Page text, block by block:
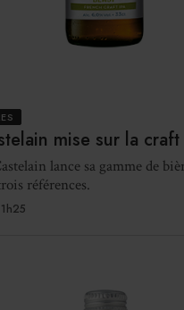
mise sur la craft
lance sa gamme de
références.